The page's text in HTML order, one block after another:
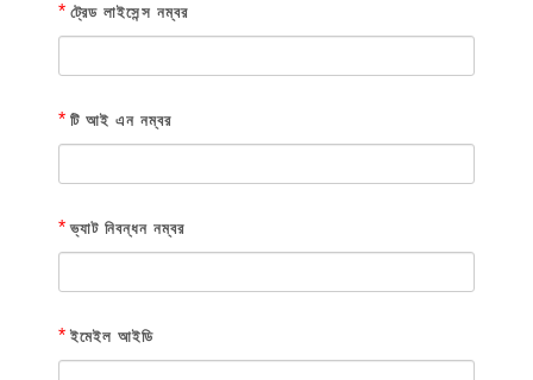
* ট্রেড লাইসেন্স নম্বর
* টি আই এন নম্বর
* ভ্যাট নিবন্ধন নম্বর
* ইমেইল আইডি